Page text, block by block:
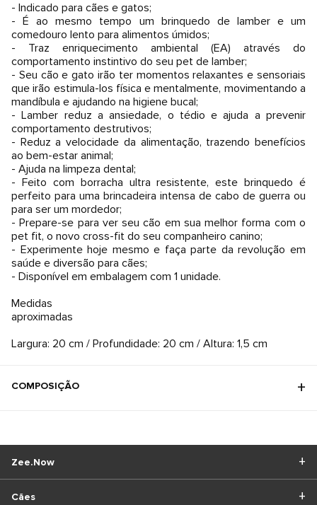
- Indicado para cães e gatos;
- É ao mesmo tempo um brinquedo de lamber e um
comedouro lento para alimentos úmidos;
- Traz enriquecimento ambiental (EA) através do
comportamento instintivo do seu pet de lamber;
- Seu cão e gato irão ter momentos relaxantes e sensoriais
que irão estimula-los física e mentalmente, movimentando a
mandíbula e ajudando na higiene bucal;
- Lamber reduz a ansiedade, o tédio e ajuda a prevenir
comportamento destrutivos;
- Reduz a velocidade da alimentação, trazendo benefícios
ao bem-estar animal;
- Ajuda na limpeza dental;
- Feito com borracha ultra resistente, este brinquedo é
perfeito para uma brincadeira intensa de cabo de guerra ou
para ser um mordedor;
- Prepare-se para ver seu cão em sua melhor forma com o
pet fit, o novo cross-fit do seu companheiro canino;
- Experimente hoje mesmo e faça parte da revolução em
saúde e diversão para cães;
- Disponível em embalagem com 1 unidade.
Medidas
aproximadas
Largura: 20 cm / Profundidade: 20 cm / Altura: 1,5 cm
COMPOSIÇÃO
Cães
Zee.Now